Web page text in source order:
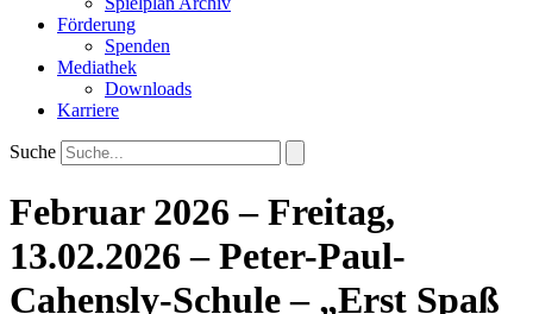
Förderung
Spenden
Mediathek
Downloads
Karriere
Suche
Februar 2026 – Freitag,
13.02.2026 – Peter-Paul-
Cahensly-Schule – „Erst Spaß